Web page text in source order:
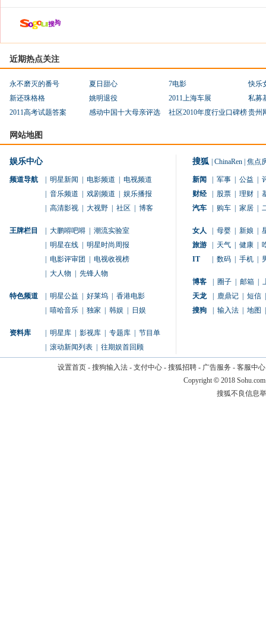
近期热点关注
永不磨灭的番号 夏日甜心 7电影
快乐
新还珠格格
姚明退役 2011上海车展
私募
2011高考试题答案
感动中国十大母亲评选 社区2010年度行业口碑榜贵州
网站地图
娱乐中心
频道导航 明星新闻 电影频道
电视频道
音乐频道 戏剧频道
娱乐播报
高清影视 大视野 社区 博客
王牌栏目 大鹏嘚吧嘚
潮流实验室
明星在线
明星时尚周报
电影评审团
电视收视榜
大人物 先锋人物
特色频道 明星公益 好莱坞
香港电影
嘻哈音乐 独家 韩娱 日娱
资料库 明星库 影视库 专题库
节目单
滚动新闻列表 往期娱首回顾
搜狐 ChinaRen 焦点
新闻 军事 公益
财经
股票 理财
汽车
购车 家居
女人 母婴 新娘
旅游
天气 健康
IT
数码 手机
博客 圈子 邮箱
天龙
鹿鼎记 短信
搜狗
输入法 地图
设置首页- 搜狗输入法- 支付中心- 搜狐招聘- 广告服务 - 客服中心
Copyright © 2018
搜狐不良信息